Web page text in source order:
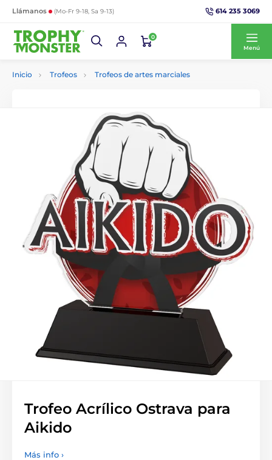
Llámanos (Mo-Fr 9-18, Sa 9-13) 614 235 3069
0
Menú
Inicio Trofeos Trofeos de artes marciales
Trofeo Acrílico Ostrava para
Aikido
Más info ›